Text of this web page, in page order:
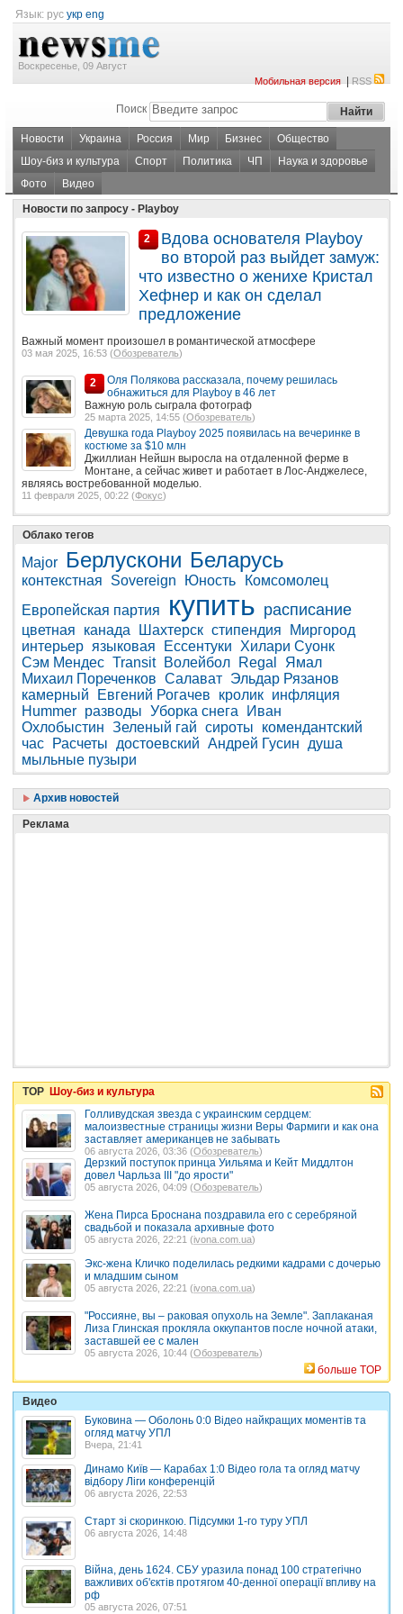
Язык: рус укр eng
Воскресенье, 09 Август
Мобильная версия|RSS
Поиск
Новости Украина Россия Мир Бизнес
Общество
Шоу-биз и культура
Спорт Политика ЧП
Наука и здоровье
Фото
Видео
Новости по запросу - Playboy
2
Вдова основателя Playboy
во второй раз выйдет замуж:
что известно о женихе Кристал
Хефнер и как он сделал
предложение
Важный момент произошел в романтической атмосфере
03 мая 2025, 16:53 (Обозреватель)
2
Оля Полякова рассказала, почему решилась
обнажиться для Playboy в 46 лет
Важную роль сыграла фотограф
25 марта 2025, 14:55 (Обозреватель)
Девушка года Playboy 2025 появилась на вечеринке в
костюме за $10 млн
Джиллиан Нейшн выросла на отдаленной ферме в
Монтане, а сейчас живет и работает в Лос-Анджелесе,
являясь востребованной моделью.
11 февраля 2025, 00:22 (Фокус)
Облако тегов
Major Берлускони Беларусь
контекстная Sovereign Юность
Комсомолец
Европейская партия
купить расписание
цветная канада Шахтерск стипендия
Миргород
интерьер языковая Ессентуки
Хилари Суонк
Сэм Мендес Transit Волейбол Regal
Ямал
Михаил Пореченков Салават Эльдар Рязанов
камерный
Евгений Рогачев кролик инфляция
Hummer разводы Уборка снега
Иван
Охлобыстин Зеленый гай сироты
комендантский
час
Расчеты достоевский Андрей Гусин
душа
мыльные пузыри
Архив новостей
Реклама
TOP Шоу-биз и культура
Голливудская звезда с украинским сердцем:
малоизвестные страницы жизни Веры Фармиги и как она
заставляет американцев не забывать
06 августа 2026, 03:36 (Обозреватель)
Дерзкий поступок принца Уильяма и Кейт Миддлтон
довел Чарльза III "до ярости"
05 августа 2026, 04:09 (Обозреватель)
Жена Пирса Броснана поздравила его с серебряной
свадьбой и показала архивные фото
05 августа 2026, 22:21 (ivona.com.ua)
Экс-жена Кличко поделилась редкими кадрами с дочерью
и младшим сыном
05 августа 2026, 22:21 (ivona.com.ua)
"Россияне, вы – раковая опухоль на Земле". Заплаканая
Лиза Глинская прокляла оккупантов после ночной атаки,
заставшей ее с мален
05 августа 2026, 10:44 (Обозреватель)
больше TOP
Видео
Буковина — Оболонь 0:0 Відео найкращих моментів та
огляд матчу УПЛ
Вчера, 21:41
Динамо Київ — Карабах 1:0 Відео гола та огляд матчу
відбору Ліги конференцій
06 августа 2026, 22:53
Старт зі скоринкою. Підсумки 1-го туру УПЛ
06 августа 2026, 14:48
Війна, день 1624. СБУ уразила понад 100 стратегічно
важливих об'єктів протягом 40-денної операції впливу на
рф
05 августа 2026, 07:51